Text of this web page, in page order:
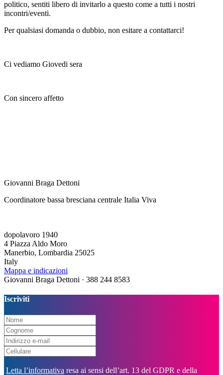
politico, sentiti libero di invitarlo a questo come a tutti i nostri
incontri/eventi.
Per qualsiasi domanda o dubbio, non esitare a contattarci!
Ci vediamo Giovedi sera
Con sincero affetto
Giovanni Braga Dettoni
Coordinatore bassa bresciana centrale Italia Viva
dopolavoro 1940
4 Piazza Aldo Moro
Manerbio, Lombardia 25025
Italy
Mappa e indicazioni
Giovanni Braga Dettoni · 388 244 8583
Iscriviti
Letta l’informativa resa ai sensi dell’art. 13 del GDPR e della